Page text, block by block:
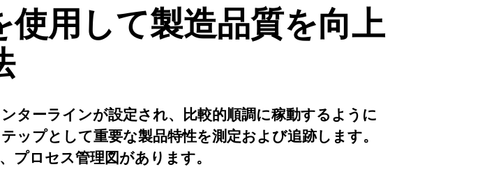
使用して製造品質を向上
ターラインが設定され、比較的順調に稼動するように
ップとして重要な製品特性を測定および追跡します。
プロセス管理図があります。